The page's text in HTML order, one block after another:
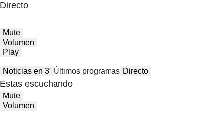
Directo
Mute
Volumen
Play
Noticias en 3′ Últimos programas Directo
Estas escuchando
Mute
Volumen